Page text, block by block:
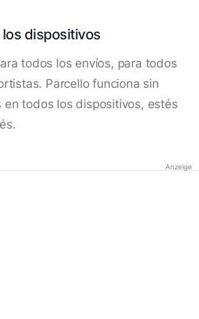
dispositivos
todos los envíos, para todos
Parcello funciona sin
en todos los dispositivos, estés
Anzeige